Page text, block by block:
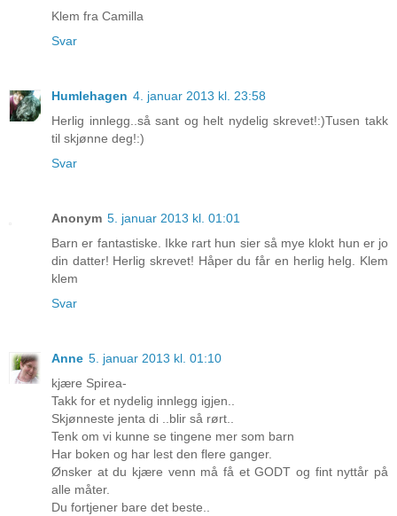
Klem fra Camilla
Svar
Humlehagen 4. januar 2013 kl. 23:58
Herlig innlegg..så sant og helt nydelig skrevet!:)Tusen takk
til skjønne deg!:)
Svar
Anonym 5. januar 2013 kl. 01:01
Barn er fantastiske. Ikke rart hun sier så mye klokt hun er jo
din datter! Herlig skrevet! Håper du får en herlig helg. Klem
klem
Svar
Anne 5. januar 2013 kl. 01:10
kjære Spirea-
Takk for et nydelig innlegg igjen..
Skjønneste jenta di ..blir så rørt..
Tenk om vi kunne se tingene mer som barn
Har boken og har lest den flere ganger.
Ønsker at du kjære venn må få et GODT og fint nyttår på
alle måter.
Du fortjener bare det beste..